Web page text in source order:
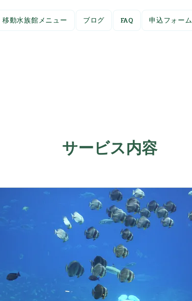
移動水族館メニュー ブログ FAQ 申込フォーム
サービス内容